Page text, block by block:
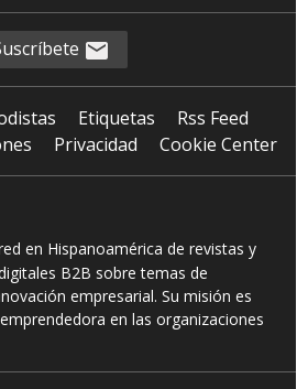
Etiquetas
Rss Feed
Privacidad Cookie Center
en Hispanoamérica de revistas y
B2B sobre temas de
empresarial. Su misión es
en las organizaciones